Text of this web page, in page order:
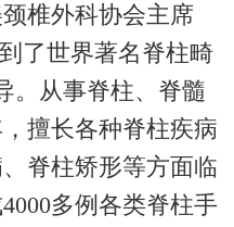
椎外科协会主席
了世界著名脊柱畸
。从事脊柱、脊髓
擅长各种脊柱疾病
脊柱矫形等方面临
多例各类脊柱手